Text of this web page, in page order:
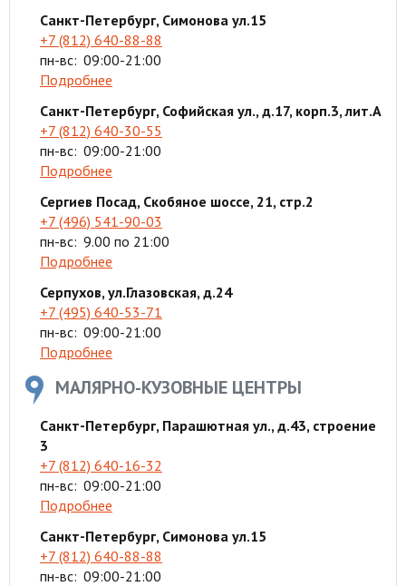
Санкт-Петербург, Симонова ул.15
+7 (812) 640-88-88
пн-вс: 09:00-21:00
Подробнее
Санкт-Петербург, Софийская ул., д.17, корп.3, лит.А
+7 (812) 640-30-55
пн-вс: 09:00-21:00
Подробнее
Сергиев Посад, Скобяное шоссе, 21, стр.2
+7 (496) 541-90-03
пн-вс: 9.00 по 21:00
Подробнее
Серпухов, ул.Глазовская, д.24
+7 (495) 640-53-71
пн-вс: 09:00-21:00
Подробнее
МАЛЯРНО-КУЗОВНЫЕ ЦЕНТРЫ
Санкт-Петербург, Парашютная ул., д.43, строение
3
+7 (812) 640-16-32
пн-вс: 09:00-21:00
Подробнее
Санкт-Петербург, Симонова ул.15
+7 (812) 640-88-88
пн-вс: 09:00-21:00